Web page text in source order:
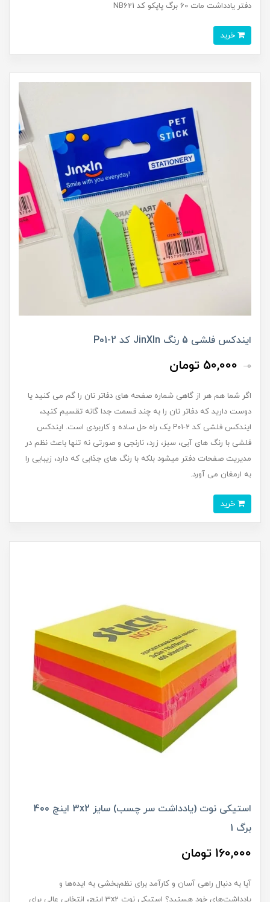
دفتر یادداشت مات 60 برگ پاپکو کد NB621
ایندکس فلشی 5 رنگ JinXln کد P01-2
0
50,000 تومان
اگر شما هم هر از گاهی شماره صفحه های دفاتر تان را گم می کنید یا
دوست دارید که دفاتر تان را به چند قسمت جدا گانه تقسیم کنید،
ایندکس فلشی کد P01-2 یک راه حل ساده و کاربردی است. ایندکس
فلشی با رنگ های آبی، سبز، زرد، نارنجی و صورتی نه تنها باعث نظم در
مدیریت صفحات دفتر میشود بلکه با رنگ های جذابی که دارد، زیبایی را
به ارمغان می آورد.
استیکی نوت (یادداشت سر چسب) سایز 3x2 اینچ 400
برگ 1
160,000 تومان
آیا به دنبال راهی آسان و کارآمد برای نظم‌بخشی به ایده‌ها و
یادداشت‌های خود هستید؟ استیکی نوت 3x2 اینچ، انتخابی عالی برای